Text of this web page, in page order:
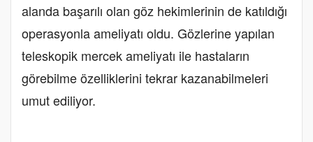
alanda başarılı olan göz hekimlerinin de katıldığı
operasyonla ameliyatı oldu. Gözlerine yapılan
teleskopik mercek ameliyatı ile hastaların
görebilme özelliklerini tekrar kazanabilmeleri
umut ediliyor.